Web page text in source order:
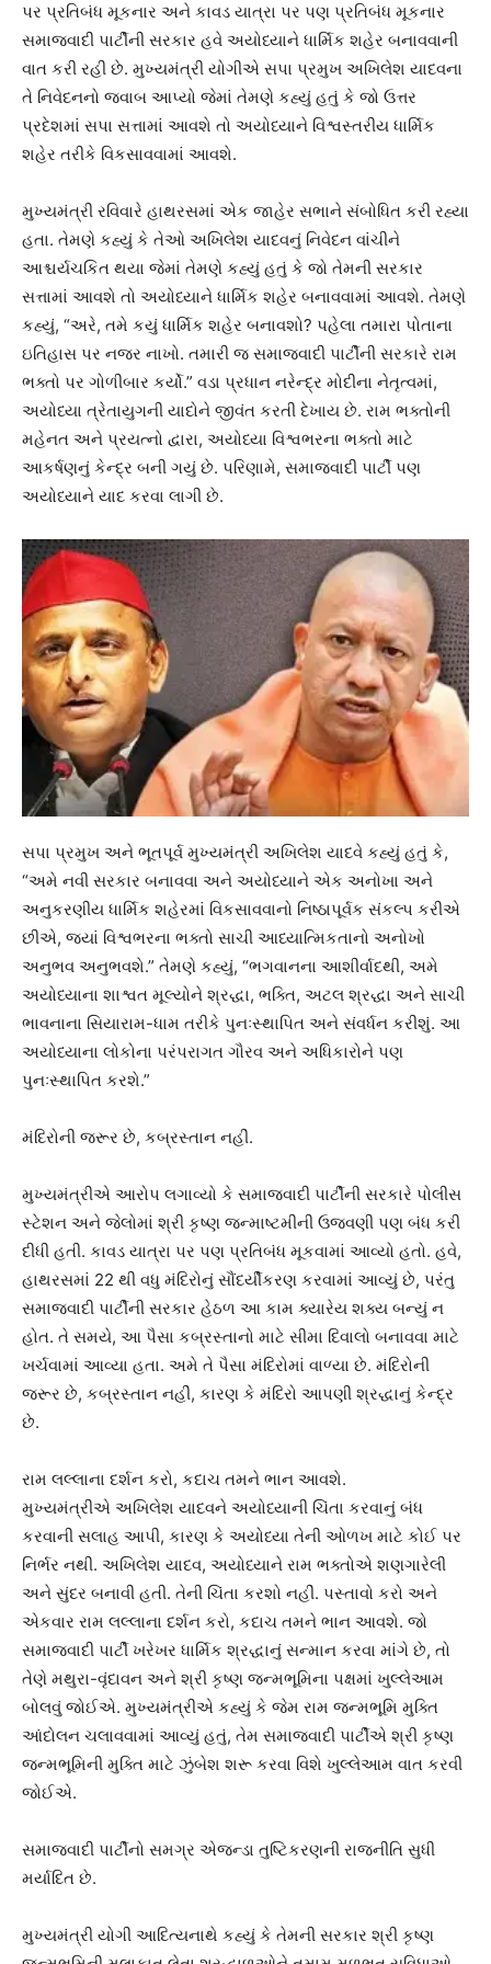
પર પ્રતિબંધ મૂકનાર અને કાવડ યાત્રા પર પણ પ્રતિબંધ મૂકનાર
સમાજવાદી પાર્ટીની સરકાર હવે અયોધ્યાને ધાર્મિક શહેર બનાવવાની
વાત કરી રહી છે. મુખ્યમંત્રી યોગીએ સપા પ્રમુખ અખિલેશ યાદવના
તે નિવેદનનો જવાબ આપ્યો જેમાં તેમણે કહ્યું હતું કે જો ઉત્તર
પ્રદેશમાં સપા સત્તામાં આવશે તો અયોધ્યાને વિશ્વસ્તરીય ધાર્મિક
શહેર તરીકે વિકસાવવામાં આવશે.
મુખ્યમંત્રી રવિવારે હાથરસમાં એક જાહેર સભાને સંબોધિત કરી રહ્યા
હતા. તેમણે કહ્યું કે તેઓ અખિલેશ યાદવનું નિવેદન વાંચીને
આશ્ચર્યચકિત થયા જેમાં તેમણે કહ્યું હતું કે જો તેમની સરકાર
સત્તામાં આવશે તો અયોધ્યાને ધાર્મિક શહેર બનાવવામાં આવશે. તેમણે
કહ્યું, “અરે, તમે કયું ધાર્મિક શહેર બનાવશો? પહેલા તમારા પોતાના
ઇતિહાસ પર નજર નાખો. તમારી જ સમાજવાદી પાર્ટીની સરકારે રામ
ભક્તો પર ગોળીબાર કર્યો.” વડા પ્રધાન નરેન્દ્ર મોદીના નેતૃત્વમાં,
અયોધ્યા ત્રેતાયુગની યાદોને જીવંત કરતી દેખાય છે. રામ ભક્તોની
મહેનત અને પ્રયત્નો દ્વારા, અયોધ્યા વિશ્વભરના ભક્તો માટે
આકર્ષણનું કેન્દ્ર બની ગયું છે. પરિણામે, સમાજવાદી પાર્ટી પણ
અયોધ્યાને યાદ કરવા લાગી છે.
સપા પ્રમુખ અને ભૂતપૂર્વ મુખ્યમંત્રી અખિલેશ યાદવે કહ્યું હતું કે,
“અમે નવી સરકાર બનાવવા અને અયોધ્યાને એક અનોખા અને
અનુકરણીય ધાર્મિક શહેરમાં વિકસાવવાનો નિષ્ઠાપૂર્વક સંકલ્પ કરીએ
છીએ, જ્યાં વિશ્વભરના ભક્તો સાચી આધ્યાત્મિકતાનો અનોખો
અનુભવ અનુભવશે.” તેમણે કહ્યું, “ભગવાનના આશીર્વાદથી, અમે
અયોધ્યાના શાશ્વત મૂલ્યોને શ્રદ્ધા, ભક્તિ, અટલ શ્રદ્ધા અને સાચી
ભાવનાના સિયારામ-ધામ ​​તરીકે પુનઃસ્થાપિત અને સંવર્ધન કરીશું. આ
અયોધ્યાના લોકોના પરંપરાગત ગૌરવ અને અધિકારોને પણ
પુનઃસ્થાપિત કરશે.”
મંદિરોની જરૂર છે, કબ્રસ્તાન નહીં.
મુખ્યમંત્રીએ આરોપ લગાવ્યો કે સમાજવાદી પાર્ટીની સરકારે પોલીસ
સ્ટેશન અને જેલોમાં શ્રી કૃષ્ણ જન્માષ્ટમીની ઉજવણી પણ બંધ કરી
દીધી હતી. કાવડ યાત્રા પર પણ પ્રતિબંધ મૂકવામાં આવ્યો હતો. હવે,
હાથરસમાં 22 થી વધુ મંદિરોનું સૌંદર્યીકરણ કરવામાં આવ્યું છે, પરંતુ
સમાજવાદી પાર્ટીની સરકાર હેઠળ આ કામ ક્યારેય શક્ય બન્યું ન
હોત. તે સમયે, આ પૈસા કબ્રસ્તાનો માટે સીમા દિવાલો બનાવવા માટે
ખર્ચવામાં આવ્યા હતા. અમે તે પૈસા મંદિરોમાં વાળ્યા છે. મંદિરોની
જરૂર છે, કબ્રસ્તાન નહીં, કારણ કે મંદિરો આપણી શ્રદ્ધાનું કેન્દ્ર
છે.
રામ લલ્લાના દર્શન કરો, કદાચ તમને ભાન આવશે.
મુખ્યમંત્રીએ અખિલેશ યાદવને અયોધ્યાની ચિંતા કરવાનું બંધ
કરવાની સલાહ આપી, કારણ કે અયોધ્યા તેની ઓળખ માટે કોઈ પર
નિર્ભર નથી. અખિલેશ યાદવ, અયોધ્યાને રામ ભક્તોએ શણગારેલી
અને સુંદર બનાવી હતી. તેની ચિંતા કરશો નહીં. પસ્તાવો કરો અને
એકવાર રામ લલ્લાના દર્શન કરો, કદાચ તમને ભાન આવશે. જો
સમાજવાદી પાર્ટી ખરેખર ધાર્મિક શ્રદ્ધાનું સન્માન કરવા માંગે છે, તો
તેણે મથુરા-વૃંદાવન અને શ્રી કૃષ્ણ જન્મભૂમિના પક્ષમાં ખુલ્લેઆમ
બોલવું જોઈએ. મુખ્યમંત્રીએ કહ્યું કે જેમ રામ જન્મભૂમિ મુક્તિ
આંદોલન ચલાવવામાં આવ્યું હતું, તેમ સમાજવાદી પાર્ટીએ શ્રી કૃષ્ણ
જન્મભૂમિની મુક્તિ માટે ઝુંબેશ શરૂ કરવા વિશે ખુલ્લેઆમ વાત કરવી
જોઈએ.
સમાજવાદી પાર્ટીનો સમગ્ર એજન્ડા તુષ્ટિકરણની રાજનીતિ સુધી
મર્યાદિત છે.
મુખ્યમંત્રી યોગી આદિત્યનાથે કહ્યું કે તેમની સરકાર શ્રી કૃષ્ણ